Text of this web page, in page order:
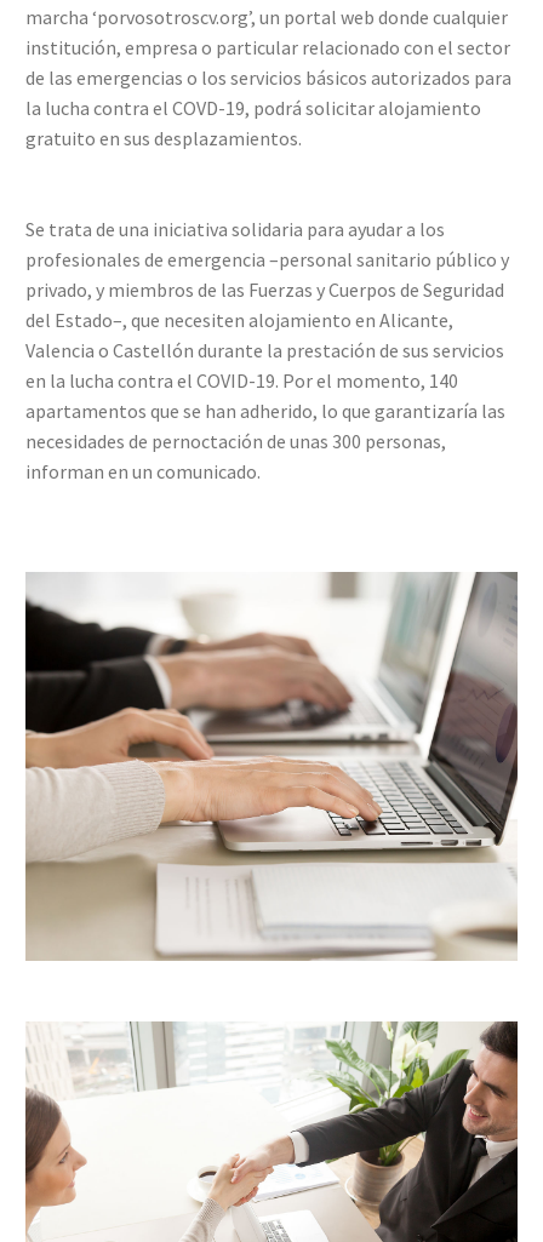
marcha ‘porvosotroscv.org’, un portal web donde cualquier
institución, empresa o particular relacionado con el sector
de las emergencias o los servicios básicos autorizados para
la lucha contra el COVD-19, podrá solicitar alojamiento
gratuito en sus desplazamientos.
Se trata de una iniciativa solidaria para ayudar a los
profesionales de emergencia –personal sanitario público y
privado, y miembros de las Fuerzas y Cuerpos de Seguridad
del Estado–, que necesiten alojamiento en Alicante,
Valencia o Castellón durante la prestación de sus servicios
en la lucha contra el COVID-19. Por el momento, 140
apartamentos que se han adherido, lo que garantizaría las
necesidades de pernoctación de unas 300 personas,
informan en un comunicado.